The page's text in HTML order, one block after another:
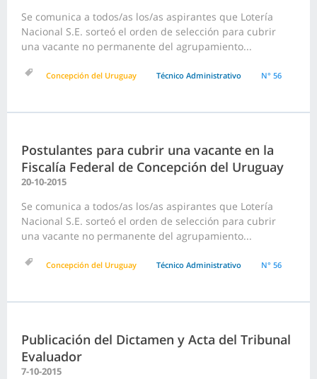
Se comunica a todos/as los/as aspirantes que Lotería
Nacional S.E. sorteó el orden de selección para cubrir
una vacante no permanente del agrupamiento...
Concepción del Uruguay Técnico Administrativo N° 56
Postulantes para cubrir una vacante en la
Fiscalía Federal de Concepción del Uruguay
20-10-2015
Se comunica a todos/as los/as aspirantes que Lotería
Nacional S.E. sorteó el orden de selección para cubrir
una vacante no permanente del agrupamiento...
Concepción del Uruguay Técnico Administrativo N° 56
Publicación del Dictamen y Acta del Tribunal
Evaluador
7-10-2015